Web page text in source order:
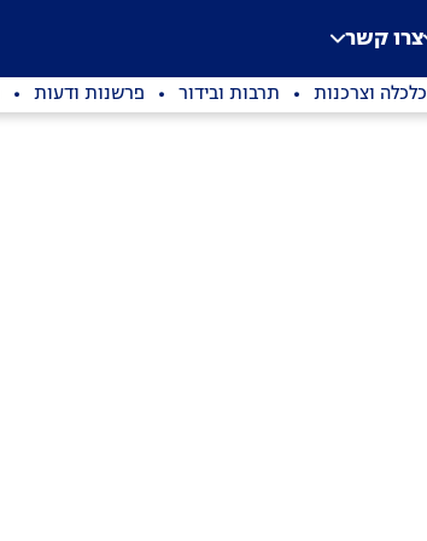
צרו קשר
כלכלה וצרכנות תרבות ובידור פרשנות ודעות